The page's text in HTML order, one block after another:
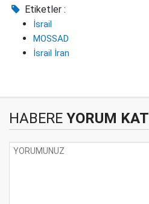
Etiketler :
İsrail
MOSSAD
İsrail İran
HABERE YORUM KAT